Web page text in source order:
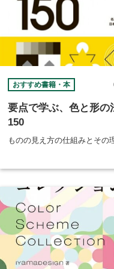
おすすめ書籍・本
要点で学ぶ、色と形の
150
ものの見え方の仕組みとその